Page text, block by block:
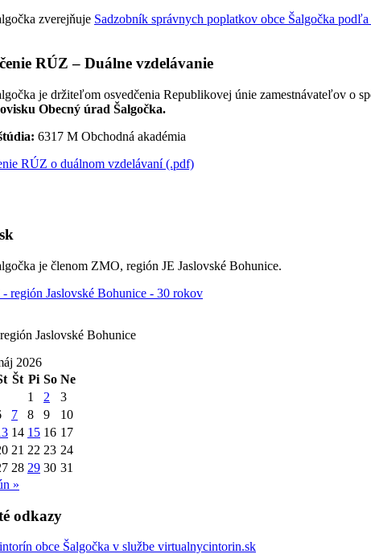
zverejňuje Sadzobník správnych poplatkov obce Šalgočka
RÚZ – Duálne vzdelávanie
je držiteľom osvedčenia Republikovej únie zamestnávateľov o
Obecný úrad Šalgočka.
6317 M Obchodná akadémia
RÚZ o duálnom vzdelávaní (.pdf)
je členom ZMO, región JE Jaslovské Bohunice.
Jaslovské Bohunice
2026
Št Pi So Ne
1
2
3
7 8 9
10
14 15 16 17
21 22 23 24
28 29 30 31
»
odkazy
obce Šalgočka v službe virtualnycintorin.sk